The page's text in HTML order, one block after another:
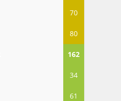
70
80
162
34
61